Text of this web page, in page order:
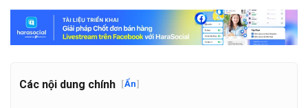
Các nội dung chính [Ẩn]